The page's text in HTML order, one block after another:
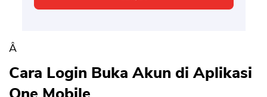
Â
Cara Login Buka Akun di Aplikasi